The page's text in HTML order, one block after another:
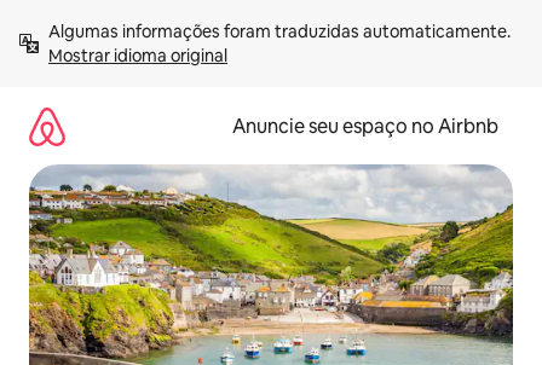
para
Mostrar idioma original
Anuncie seu espaço no Airbnb